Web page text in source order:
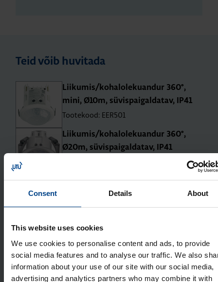
Consent Details About
This website uses cookies
We use cookies to personalise content and ads, to provide
social media features and to analyse our traffic. We also
information about your use of our site with our social media,
advertising and analytics partners who may combine it with
Teid võib huvitada
Lii­ku­mis/kohal­ole­ku­an­dur 360°,
mini, Ø10m, süvis­pai­gal­da­tav, IP41
Tootekood: EER501
Lii­ku­mis/kohal­ole­ku­an­dur 360°,
Ø20m, süvis­pai­gal­da­tav, IP41
Lii­ku­mis/kohal­ole­ku­an­dur 360°,
Ø20m, pind­pai­gal­da­tav, IP41
Tootekood: EER513
Kori­dori lii­ku­mis­an­dur 360°, 5x30m,
süvis­pai­gal­da­tav, IP41
Tootekood: EER505
Kori­dori lii­ku­mis­an­dur 360°, 5x30m,